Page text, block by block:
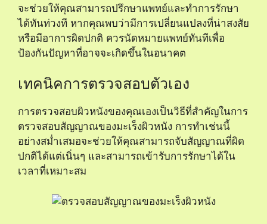
จะช่วยให้คุณสามารถปรึกษาแพทย์และทำการรักษา
ได้ทันท่วงที หากคุณพบว่ามีการเปลี่ยนแปลงที่น่าสงสัย
หรือมีอาการผิดปกติ ควรนัดหมายแพทย์ทันทีเพื่อ
ป้องกันปัญหาที่อาจจะเกิดขึ้นในอนาคต
เทคนิคการตรวจสอบตัวเอง
การตรวจสอบผิวหนังของคุณเองเป็นวิธีที่สำคัญในการ
ตรวจสอบสัญญาณของมะเร็งผิวหนัง การทำเช่นนี้
อย่างสม่ำเสมอจะช่วยให้คุณสามารถจับสัญญาณที่ผิด
ปกติได้แต่เนิ่นๆ และสามารถเข้ารับการรักษาได้ใน
เวลาที่เหมาะสม